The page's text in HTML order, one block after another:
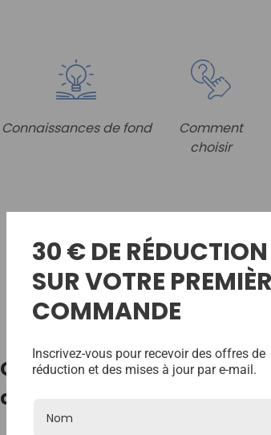
Connaissances de fond
Comment
choisir
Connaissance des
capillaires et des produits
30 € DE RÉDUCTION
SUR VOTRE
COMMANDE
Inscrivez-vous pour recevoir des offres de
réduction et des mises à jour par e-mail.